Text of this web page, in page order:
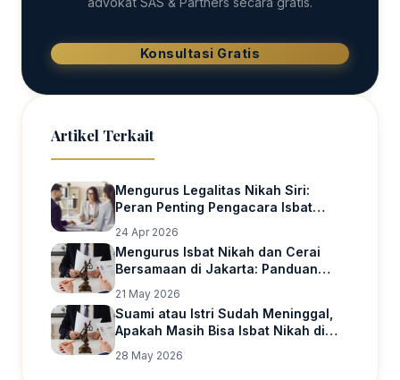
Konsultasi Gratis
Artikel Terkait
Mengurus Legalitas Nikah Siri:
Peran Penting Pengacara Isbat
24 Apr 2026
Mengurus Isbat Nikah dan Cerai
Bersamaan di Jakarta: Panduan
21 May 2026
Suami atau Istri Sudah Meninggal,
Apakah Masih Bisa Isbat Nikah di
28 May 2026